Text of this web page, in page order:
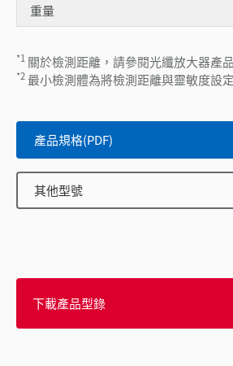
重量
*1 關於檢測距離，請參閱光纖放大器產
*2 最小檢測體為將檢測距離與靈敏度設
產品規格(PDF)
其他型號
下載產品型錄